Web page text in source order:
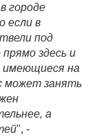
городе
если в
под
здесь и
имеющиеся на
может занять
а
", -